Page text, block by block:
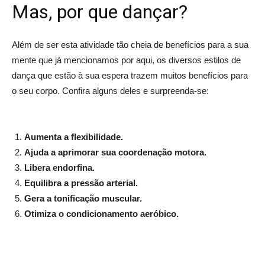
Mas, por que dançar?
Além de ser esta atividade tão cheia de benefícios para a sua
mente que já mencionamos por aqui, os diversos estilos de
dança que estão à sua espera trazem muitos benefícios para
o seu corpo. Confira alguns deles e surpreenda-se:
Aumenta a flexibilidade.
Ajuda a aprimorar sua coordenação motora.
Libera endorfina.
Equilibra a pressão arterial.
Gera a tonificação muscular.
Otimiza o condicionamento aeróbico.